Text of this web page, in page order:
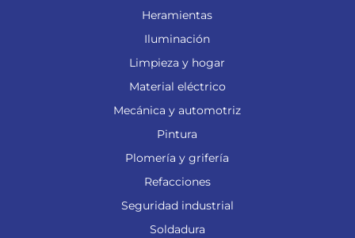
Heramientas
Iluminación
Limpieza y hogar
Material eléctrico
Mecánica y automotriz
Pintura
Plomería y grifería
Refacciones
Seguridad industrial
Soldadura